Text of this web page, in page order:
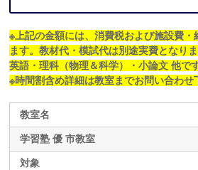
※上記の金額には、消費税および施設費
ます。教材代・模試代は別途実費となり
英語・理科（物理＆科学）・小論文 他です
※時間割含め詳細は教室までお問い合わせ
教室名
学習塾 優 市教室
対象